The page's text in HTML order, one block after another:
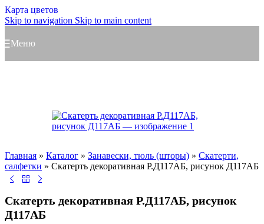
Карта цветов
Skip to navigation Skip to main content
Меню
Главная » Каталог » Занавески, тюль (шторы) » Скатерти,
салфетки » Скатерть декоративная Р.Д117АБ, рисунок Д117АБ
Скатерть декоративная Р.Д117АБ, рисунок
Д117АБ